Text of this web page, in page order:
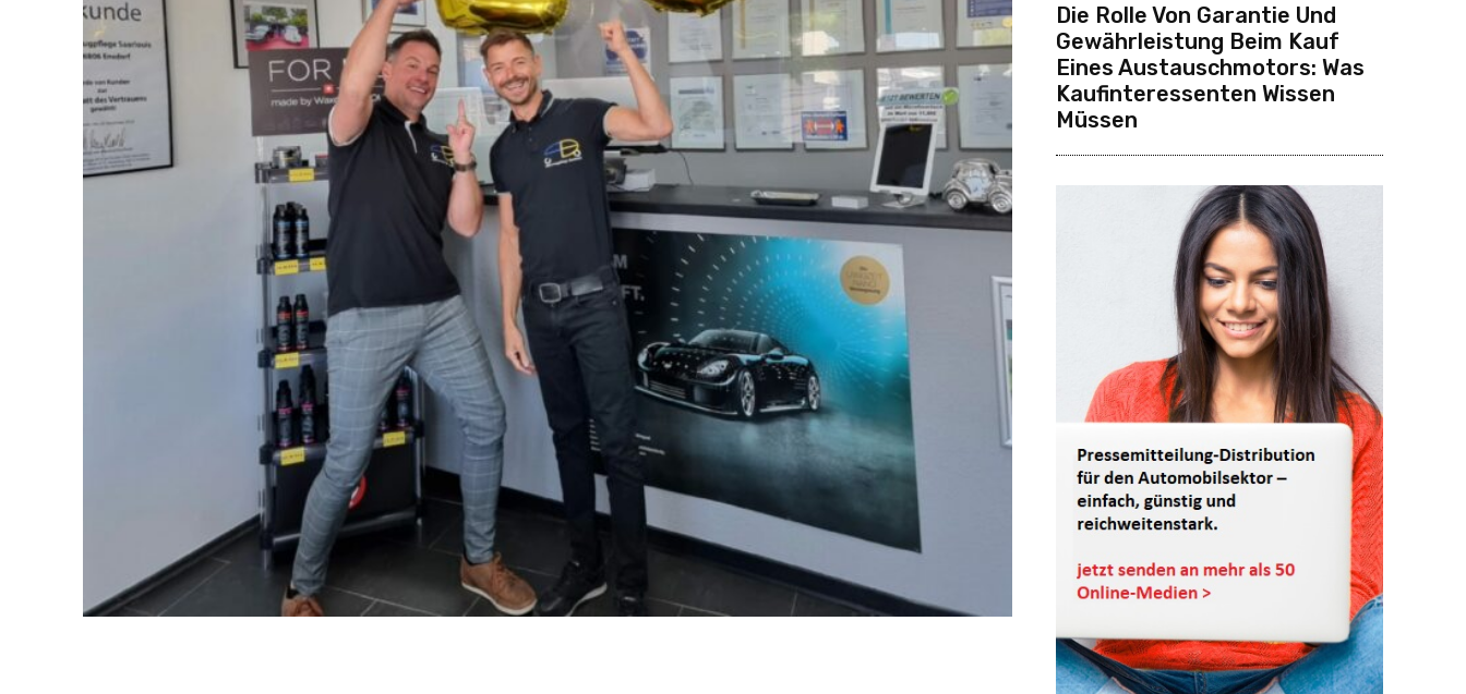
Die Rolle Von Garantie Und
Gewährleistung Beim Kauf
Eines Austauschmotors: Was
Kaufinteressenten Wissen
Müssen